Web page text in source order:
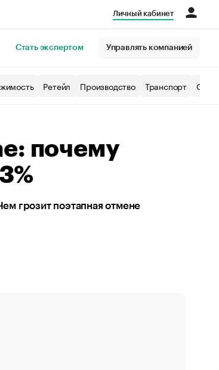
Личный кабинет
Стать экспертом Управлять компанией
Ретейл Производство Транспорт
почему
грозит поэтапная отмене